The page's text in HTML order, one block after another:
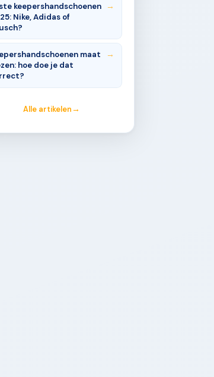
keepershandschoenen
Nike, Adidas of
maat
hoe doe je dat
Alle artikelen